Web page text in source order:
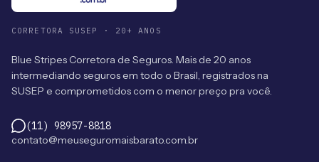
CORRETORA SUSEP · 20+ ANOS
Blue Stripes Corretora de Seguros. Mais de 20 anos
intermediando seguros em todo o Brasil, registrados na
SUSEP e comprometidos com o menor preço pra você.
(11) 98957-8818
contato@meuseguromaisbarato.com.br